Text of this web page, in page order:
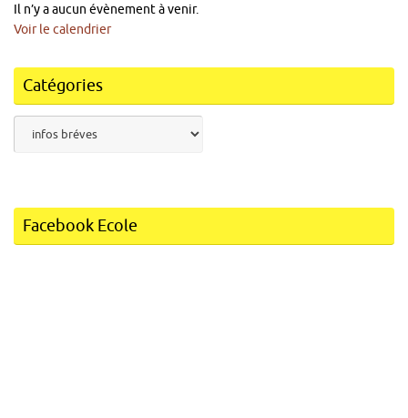
Il n’y a aucun évènement à venir.
Voir le calendrier
Catégories
Facebook Ecole